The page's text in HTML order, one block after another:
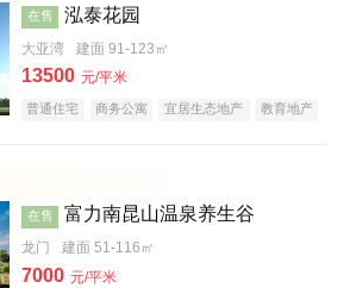
在售 泓泰花园
大亚湾 建面 91-123㎡
13500 元/平米
普通住宅 商务公寓 宜居生态地产 教育地产
在售 富力南昆山温泉养生谷
龙门 建面 51-116㎡
7000 元/平米